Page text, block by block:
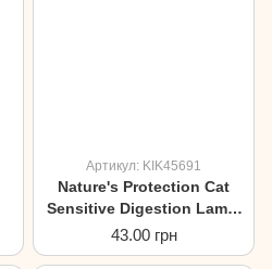
Артикул: KIK45691
Nature's Protection Cat
Sensitive Digestion Lamb,
100г
43.00 грн